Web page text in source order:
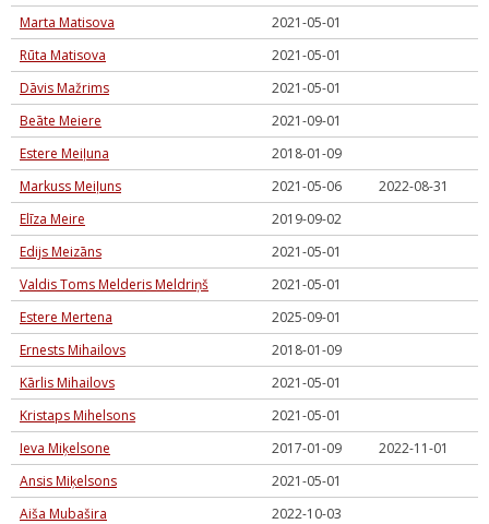
Marta Matisova
2021-05-01
Rūta Matisova
2021-05-01
Dāvis Mažrims
2021-05-01
Beāte Meiere
2021-09-01
Estere Meiļuna
2018-01-09
Markuss Meiļuns
2021-05-06
2022-08-31
Elīza Meire
2019-09-02
Edijs Meizāns
2021-05-01
Valdis Toms Melderis Meldriņš
2021-05-01
Estere Mertena
2025-09-01
Ernests Mihailovs
2018-01-09
Kārlis Mihailovs
2021-05-01
Kristaps Mihelsons
2021-05-01
Ieva Miķelsone
2017-01-09
2022-11-01
Ansis Miķelsons
2021-05-01
Aiša Mubašira
2022-10-03